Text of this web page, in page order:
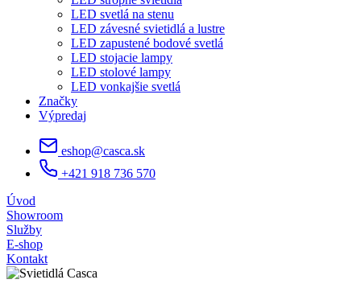
LED svetlá na stenu
LED závesné svietidlá a lustre
LED zapustené bodové svetlá
LED stojacie lampy
LED stolové lampy
LED vonkajšie svetlá
Značky
Výpredaj
eshop@casca.sk
+421 918 736 570
Úvod
Showroom
Služby
E-shop
Kontakt